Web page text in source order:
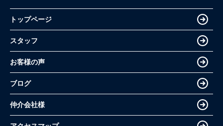
トップページ
スタッフ
お客様の声
ブログ
仲介会社様